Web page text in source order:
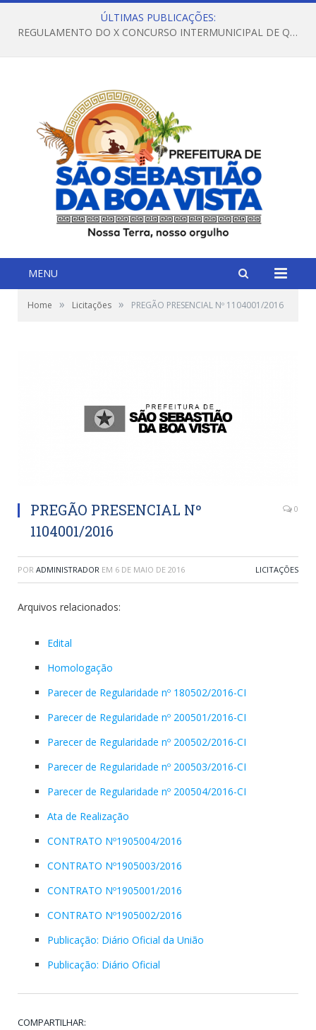
ÚLTIMAS PUBLICAÇÕES:
REGULAMENTO DO X CONCURSO INTERMUNICIPAL DE QUADRILHAS JUNINAS – 2026 – ARRAIÁ DA VENEZA
MENU
Home » Licitações » PREGÃO PRESENCIAL Nº 1104001/2016
PREGÃO PRESENCIAL Nº
1104001/2016
0
POR ADMINISTRADOR EM 6 DE MAIO DE 2016 LICITAÇÕES
Arquivos relacionados:
Edital
Homologação
Parecer de Regularidade nº 180502/2016-CI
Parecer de Regularidade nº 200501/2016-CI
Parecer de Regularidade nº 200502/2016-CI
Parecer de Regularidade nº 200503/2016-CI
Parecer de Regularidade nº 200504/2016-CI
Ata de Realização
CONTRATO Nº1905004/2016
CONTRATO Nº1905003/2016
CONTRATO Nº1905001/2016
CONTRATO Nº1905002/2016
Publicação: Diário Oficial da União
Publicação: Diário Oficial
COMPARTILHAR: